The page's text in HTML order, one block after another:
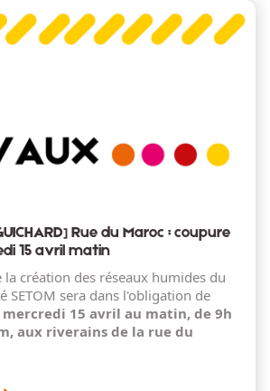
Rue du Maroc : coupure
15 avril matin
la création des réseaux humides du
SETOM sera dans l'obligation de
15 avril au matin, de 9h
aux riverains de la rue du